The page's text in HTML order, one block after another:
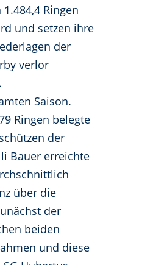
Ringen
und setzen ihre
der
verlor
Saison.
Ringen belegte
der
Bauer erreichte
über die
der
beiden
und diese